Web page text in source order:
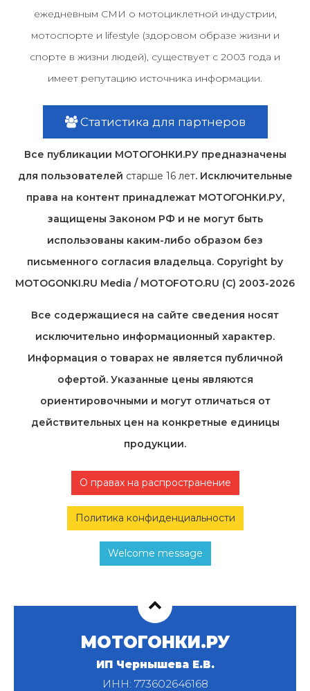
ежедневным СМИ о мотоциклетной индустрии,
мотоспорте и lifestyle (здоровом образе жизни и
спорте в жизни людей), существует с 2003 года и
имеет репутацию источника информации.
Статистика для партнеров
Все публикации МОТОГОНКИ.РУ предназначены
для пользователей старше 16 лет. Исключительные
права на контент принадлежат МОТОГОНКИ.РУ,
защищены Законом РФ и не могут быть
использованы каким-либо образом без
письменного согласия владельца. Copyright by
MOTOGONKI.RU Media / MOTOFOTO.RU (C) 2003-2026
Все содержащиеся на cайте сведения носят
исключительно информационный характер.
Информация о товарах не является публичной
офертой. Указанные цены являются
ориентировочными и могут отличаться от
действительных цен на конкретные единицы
продукции.
О правах на распространение
Политика конфиденциальности
Welcome message
МОТОГОНКИ.РУ
ИП Чернышева Е.В.
ИНН: 773602646168